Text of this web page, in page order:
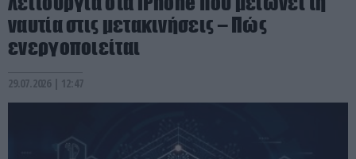
ναυτία στις μετακινήσεις – Πώς
ενεργοποιείται
29.07.2026 | 12:47